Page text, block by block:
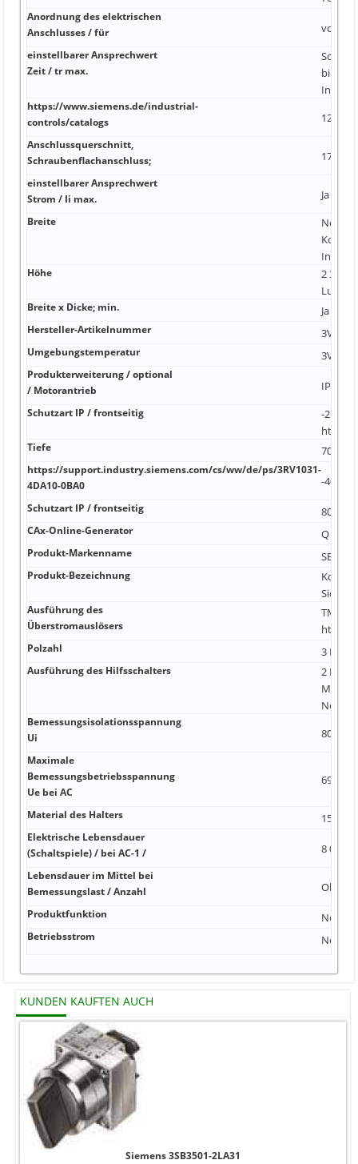
Anordnung des elektrischen
Anschlusses / für
einstellbarer Ansprechwert
Zeit / tr max.
bietet
https://www.siemens.de/industrial-
controls/catalogs
12 x 0
Anschlussquerschnitt,
Schraubenflachanschluss;
17 x
einstellbarer Ansprechwert
Strom / Ii max.
Ja 0,05
Breite
Nein
Höhe
2 3M6,
Breite x Dicke; min. Ja 35 x
Hersteller-Artikelnummer
Umgebungstemperatur
Produkterweiterung / optional
/ Motorantrieb
IP40
Schutzart IP / frontseitig
-25 °C
https://
Tiefe 70 °C 3
https://support.industry.siemens.com/cs/ww/de/ps/3RV1031-
4DA10-0BA0
-40 °C
Schutzart IP / frontseitig 80 °C
CAx-Online-Generator Q
Produkt-Markenname
Produkt-Bezeichnung
Ausführung des
Überstromauslösers
TM240
https://
Polzahl 3 Nein
Ausführung des Hilfsschalters
2
Nein
Bemessungsisolationsspannung
Ui
800 V
Maximale
Bemessungsbetriebsspannung
Ue bei AC
690 V
Material des Halters 15 000
Elektrische Lebensdauer
(Schaltspiele) / bei AC-1 /
8 000
Lebensdauer im Mittel bei
Bemessungslast / Anzahl
Ohne
Produktfunktion Nein
Betriebsstrom Nein
KUNDEN KAUFTEN AUCH
Siemens 3SB3501-2LA31